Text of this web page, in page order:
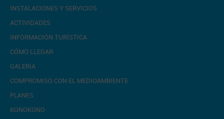
INSTALACIONES Y SERVICIOS
ACTIVIDADES
INFORMACIÓN TURÍSTICA
CÓMO LLEGAR
GALERIA
COMPROMISO CON EL MEDIOAMBIENTE
PLANES
KONOKONO